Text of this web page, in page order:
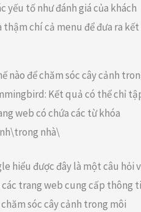
yếu tố như đánh giá của khách
chí cả menu để đưa ra kết
nào để chăm sóc cây cảnh
Kết quả có thể chỉ
web có chứa các từ khóa
nhà\
hiểu được đây là một câu hỏi
các trang web cung cấp thông
sóc cây cảnh trong môi